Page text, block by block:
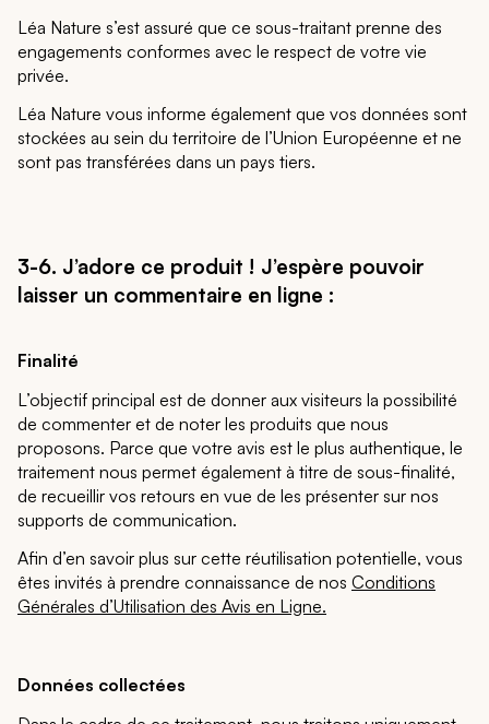
Léa Nature s’est assuré que ce sous-traitant prenne des
engagements conformes avec le respect de votre vie
privée.
Léa Nature vous informe également que vos données sont
stockées au sein du territoire de l’Union Européenne et ne
sont pas transférées dans un pays tiers.
3-6. J’adore ce produit ! J’espère pouvoir
laisser un commentaire en ligne :
Finalité
L’objectif principal est de donner aux visiteurs la possibilité
de commenter et de noter les produits que nous
proposons. Parce que votre avis est le plus authentique, le
traitement nous permet également à titre de sous-finalité,
de recueillir vos retours en vue de les présenter sur nos
supports de communication.
Afin d’en savoir plus sur cette réutilisation potentielle, vous
êtes invités à prendre connaissance de nos Conditions
Générales d’Utilisation des Avis en Ligne.
Données collectées